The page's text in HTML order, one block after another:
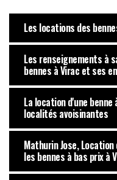
Les locations des
Les renseignements à
bennes à Virac et ses
La location d'une
localités avoisinantes
Mathurin Jose,
les bennes à bas prix à